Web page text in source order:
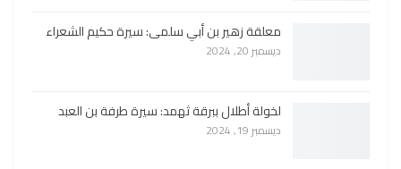
معلقة زهير بن أبي سلمى: سيرة حكيم الشعراء
ديسمبر 20, 2024
لخولة أطلال ببرقة ثهمد: سيرة طرفة بن العبد
ديسمبر 19, 2024